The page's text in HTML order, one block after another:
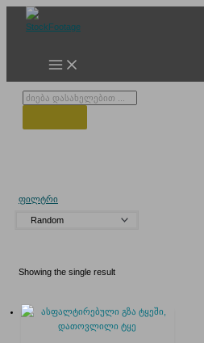
Products
ფილტრი
Showing the single result